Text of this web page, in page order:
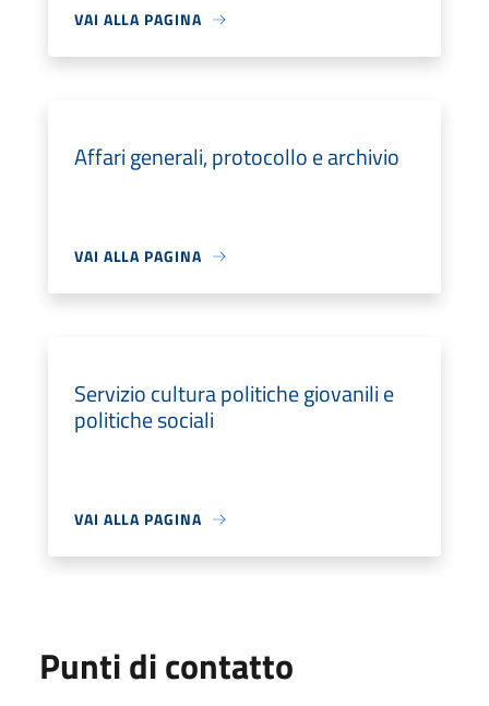
VAI ALLA PAGINA
Affari generali, protocollo e archivio
VAI ALLA PAGINA
Servizio cultura politiche giovanili e
politiche sociali
VAI ALLA PAGINA
Punti di contatto